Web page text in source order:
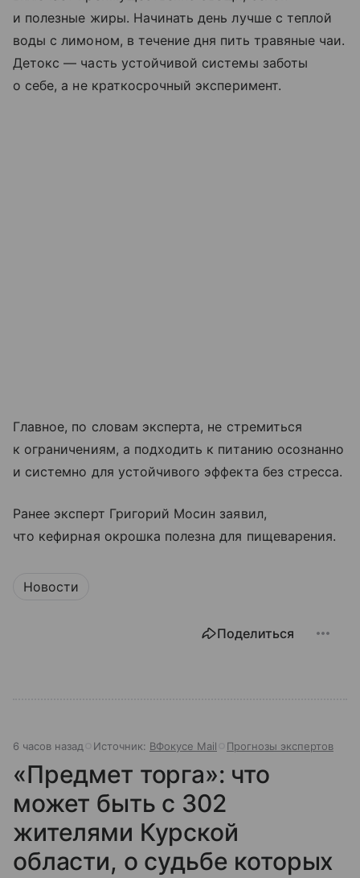
и полезные жиры. Начинать день лучше с теплой
воды с лимоном, в течение дня пить травяные чаи.
Детокс — часть устойчивой системы заботы
о себе, а не краткосрочный эксперимент.
Главное, по словам эксперта, не стремиться
к ограничениям, а подходить к питанию осознанно
и системно для устойчивого эффекта без стресса.
Ранее эксперт Григорий Мосин заявил,
что кефирная окрошка полезна для пищеварения.
Новости
Поделиться
6 часов назад Источник: ВФокусе Mail Прогнозы экспертов
«Предмет торга»: что
может быть с 302
жителями Курской
области, о судьбе которых